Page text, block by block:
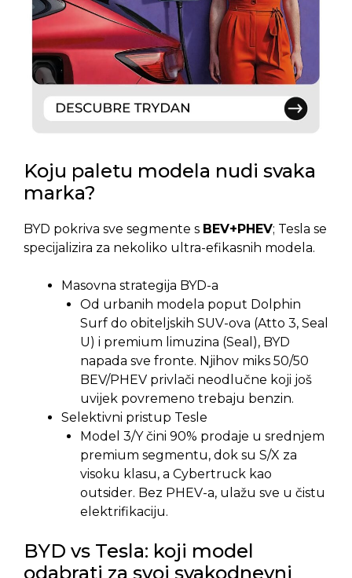
Koju paletu modela nudi svaka
marka?
BYD pokriva sve segmente s BEV+PHEV; Tesla se
specijalizira za nekoliko ultra-efikasnih modela.
Masovna strategija BYD-a
Od urbanih modela poput Dolphin
Surf do obiteljskih SUV-ova (Atto 3, Seal
U) i premium limuzina (Seal), BYD
napada sve fronte. Njihov miks 50/50
BEV/PHEV privlači neodlučne koji još
uvijek povremeno trebaju benzin.
Selektivni pristup Tesle
Model 3/Y čini 90% prodaje u srednjem
premium segmentu, dok su S/X za
visoku klasu, a Cybertruck kao
outsider. Bez PHEV-a, ulažu sve u čistu
elektrifikaciju.
BYD vs Tesla: koji model
odabrati za svoj svakodnevni